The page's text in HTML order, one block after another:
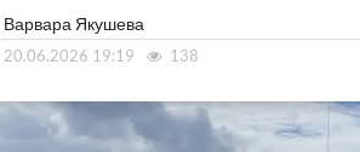
Варвара Якушева
20.06.2026 19:19 138